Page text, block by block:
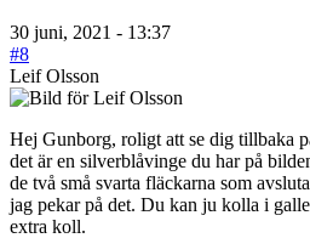
30 juni, 2021 - 13:37
#8
Leif Olsson
Hej Gunborg, roligt att se dig tillbaka
det är en silverblåvinge du har på
de två små svarta fläckarna som
jag pekar på det. Du kan ju kolla i
extra koll.